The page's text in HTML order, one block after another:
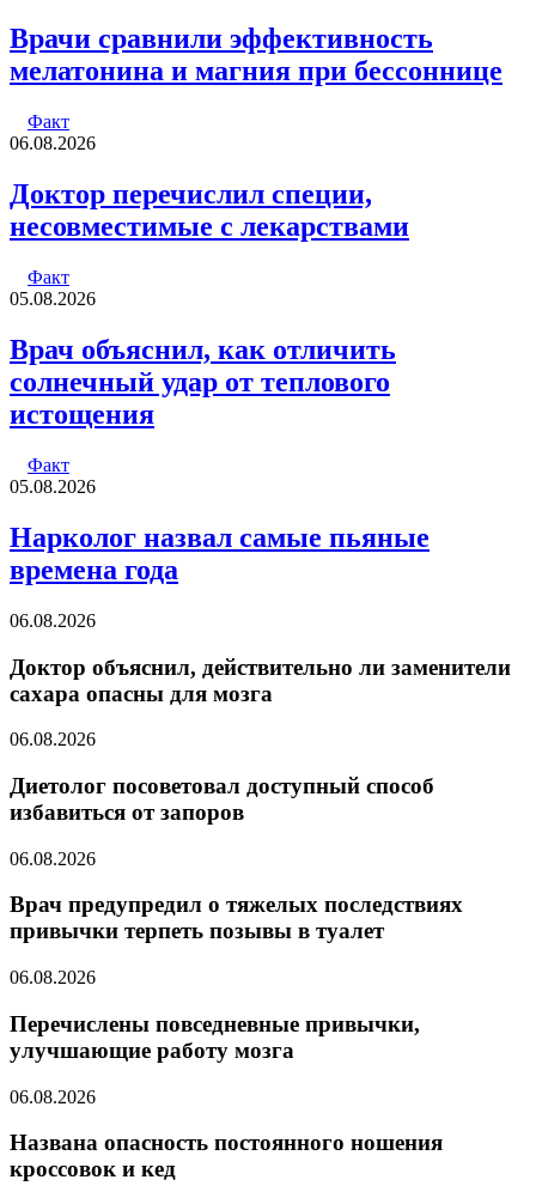
Врачи сравнили эффективность
мелатонина и магния при бессоннице
Факт
06.08.2026
Доктор перечислил специи,
несовместимые с лекарствами
Факт
05.08.2026
Врач объяснил, как отличить
солнечный удар от теплового
истощения
Факт
05.08.2026
Нарколог назвал самые пьяные
времена года
06.08.2026
Доктор объяснил, действительно ли заменители
сахара опасны для мозга
06.08.2026
Диетолог посоветовал доступный способ
избавиться от запоров
06.08.2026
Врач предупредил о тяжелых последствиях
привычки терпеть позывы в туалет
06.08.2026
Перечислены повседневные привычки,
улучшающие работу мозга
06.08.2026
Названа опасность постоянного ношения
кроссовок и кед